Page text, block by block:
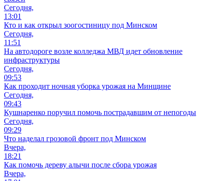
Сегодня,
13:01
Кто и как открыл зоогостиницу под Минском
Сегодня,
11:51
На автодороге возле колледжа МВД идет обновление
инфраструктуры
Сегодня,
09:53
Как проходит ночная уборка урожая на Минщине
Сегодня,
09:43
Кушнаренко поручил помочь пострадавшим от непогоды
Сегодня,
09:29
Что наделал грозовой фронт под Минском
Вчера,
18:21
Как помочь дереву алычи после сбора урожая
Вчера,